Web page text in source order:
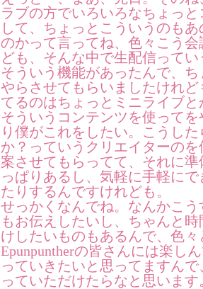
ラブの方でいろいろなちょっ
して、ちょっとこういうのも
のかって言ってね、色々こう
ども、そんな中で生配信って
そういう機能があったんで、
やらさせてもらいましたけれ
てるのはちょっとミニライブ
そういうコンテンツを使って
り僕がこれをしたい。こうし
か？っていうクリエイターの
案させてもらってて、それに
っぱりあるし、気軽に手軽に
たりするんですけれども。
せっかくなんでね。なんかこ
もお伝えしたいし、ちゃんと
けしたいものもあるんで、色
Epunpuntherの皆さんには楽し
っていきたいと思ってますん
っていただけたらなと思います